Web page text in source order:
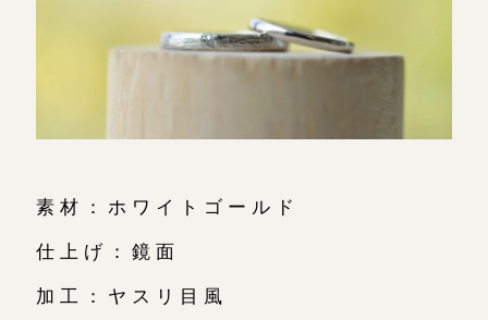
素材：ホワイトゴールド
仕上げ：鏡面
加工：ヤスリ目風